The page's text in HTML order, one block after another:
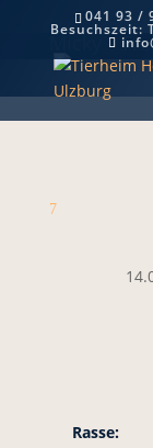
041 93 /
Besuchszeit:
Micky –
7
Rasse: